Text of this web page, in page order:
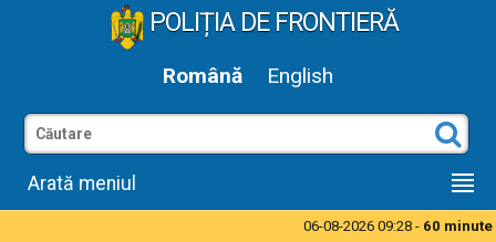
POLIȚIA DE FRONTIERĂ
Română English
Arată meniul
06-08-2026 09:28 -60 minute